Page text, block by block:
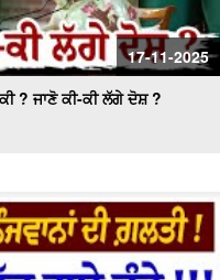
17-11-2025
? ਜਾਣੋ ਕੀ-ਕੀ ਲੱਗੇ ਦੋਸ਼ ?